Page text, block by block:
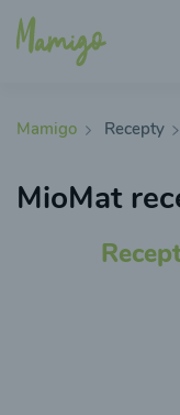
Mamigo Recepty
MioMat